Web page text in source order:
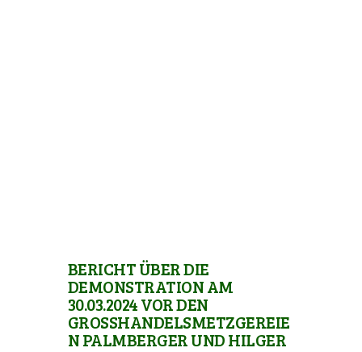
BERICHT ÜBER DIE
DEMONSTRATION AM
30.03.2024 VOR DEN
GROSSHANDELSMETZGEREIEN
PALMBERGER UND HILGER